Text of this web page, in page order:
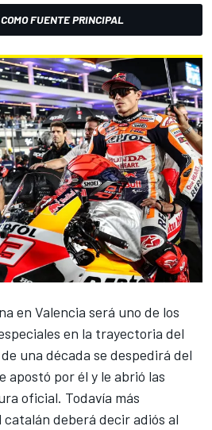
FUENTE PRINCIPAL
en Valencia será uno de los
en la trayectoria del
una década se despedirá del
apostó por él y le abrió las
oficial. Todavía más
deberá decir adiós al